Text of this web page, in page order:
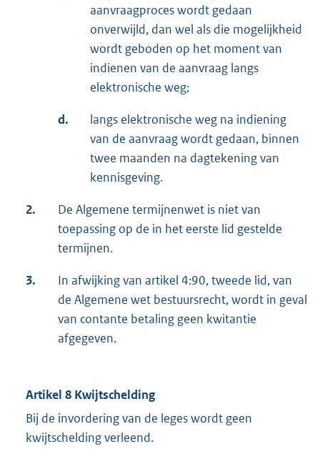
aanvraagproces wordt gedaan
onverwijld, dan wel als die mogelijkheid
wordt geboden op het moment van
indienen van de aanvraag langs
elektronische weg;
d.
langs elektronische weg na indiening
van de aanvraag wordt gedaan, binnen
twee maanden na dagtekening van
kennisgeving.
2.
De Algemene termijnenwet is niet van
toepassing op de in het eerste lid gestelde
termijnen.
3.
In afwijking van artikel 4:90, tweede lid, van
de Algemene wet bestuursrecht, wordt in geval
van contante betaling geen kwitantie
afgegeven.
Artikel 8 Kwijtschelding
Bij de invordering van de leges wordt geen
kwijtschelding verleend.